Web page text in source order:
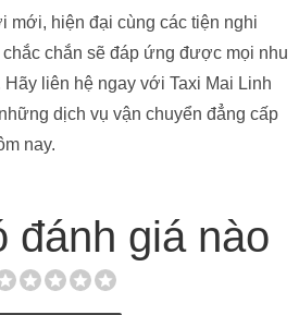
mới, hiện đại cùng các tiện nghi
chắn sẽ đáp ứng được mọi nhu
liên hệ ngay với Taxi Mai Linh
dịch vụ vận chuyển đẳng cấp
nay.
đánh giá nào